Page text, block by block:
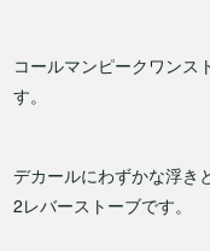
コールマンピークワンス
す。
デカールにわずかな浮き
2レバーストーブです。